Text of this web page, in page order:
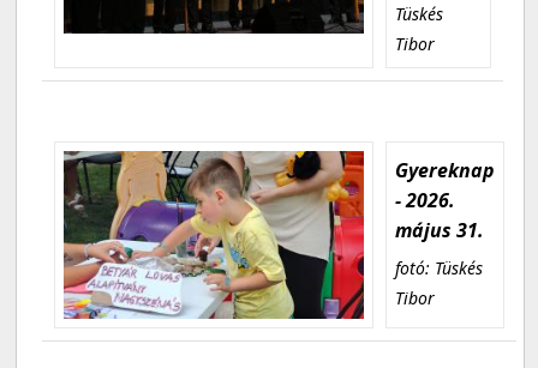
Tüskés
Tibor
Gyereknap
- 2026.
május 31.
fotó: Tüskés
Tibor